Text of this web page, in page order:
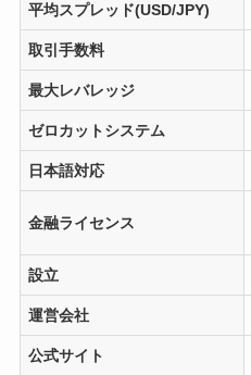
平均スプレッド(USD/JPY)
取引手数料
最大レバレッジ
ゼロカットシステム
日本語対応
金融ライセンス
設立
運営会社
公式サイト